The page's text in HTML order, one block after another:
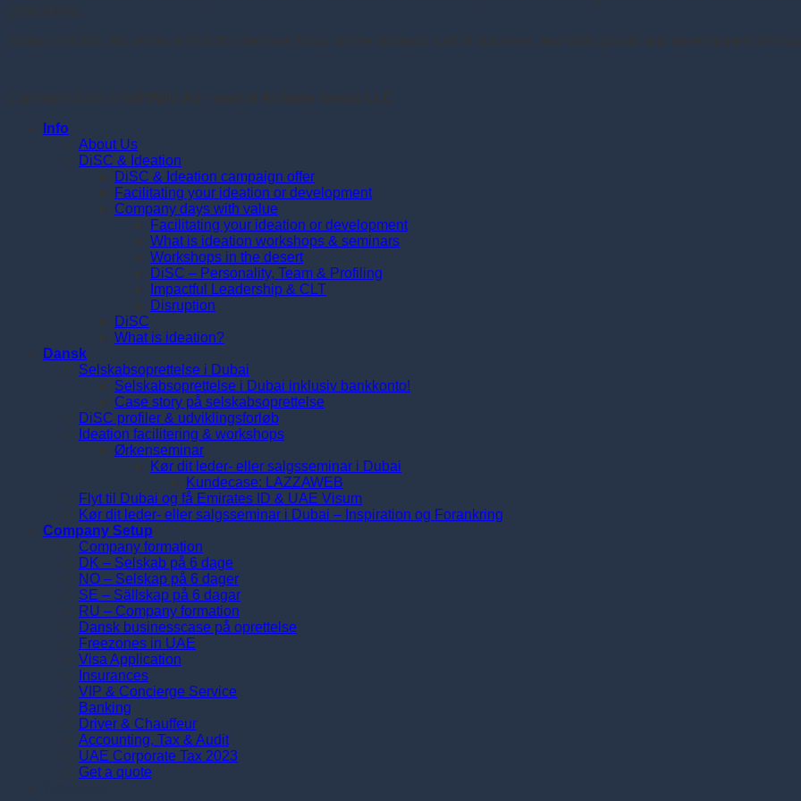
Info
About Us
DiSC & Ideation
DiSC & Ideation campaign offer
Facilitating your ideation or development
Company days with value
Facilitating your ideation or development
What is ideation workshops & seminars
Workshops in the desert
DiSC – Personality, Team & Profiling
Impactful Leadership & CLT
Disruption
DiSC
What is ideation?
Dansk
Selskabsoprettelse i Dubai
Selskabsoprettelse i Dubai inklusiv bankkonto!
Case story på selskabsoprettelse
DiSC profiler & udviklingsforløb
Ideation facilitering & workshops
Ørkenseminar
Kør dit leder- eller salgsseminar i Dubai
Kundecase: LAZZAWEB
Flyt til Dubai og få Emirates ID & UAE Visum
Kør dit leder- eller salgsseminar i Dubai – Inspiration og Forankring
Company Setup
Company formation
DK – Selskab på 6 dage
NO – Selskap på 6 dager
SE – Sällskap på 6 dagar
RU – Company formation
Dansk businesscase på oprettelse
Freezones in UAE
Visa Application
Insurances
VIP & Concierge Service
Banking
Driver & Chauffeur
Accounting, Tax & Audit
UAE Corporate Tax 2023
Get a quote